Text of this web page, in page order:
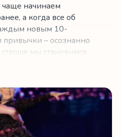
чаще начинаем
а когда все об
новым 10-
– осознанно
мы становимся,
летняя Сара Пэдди танцует